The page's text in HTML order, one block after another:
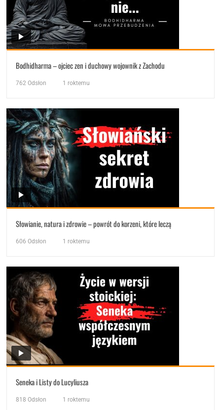
Bodhidharma – ojciec zen i duchowy wojownik z Zachodu
762 Odsłon 1 roktemu
Słowianie, natura i zdrowie – powrót do korzeni, które leczą
606 Odsłon 1 roktemu
Seneka i Listy do Lucyliusza
818 Odsłon 1 roktemu